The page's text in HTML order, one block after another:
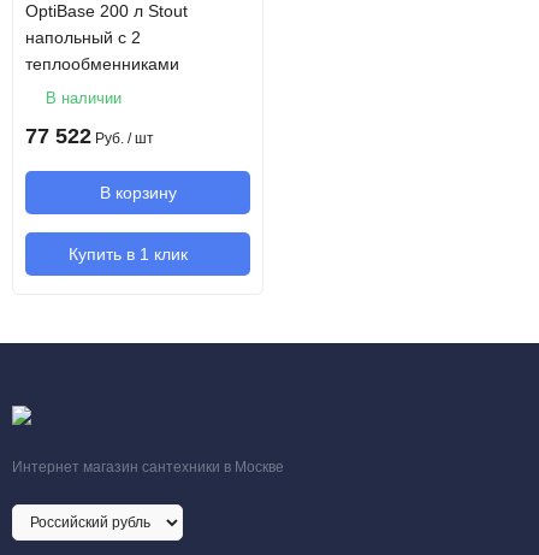
OptiBase 200 л Stout
напольный с 2
теплообменниками
В наличии
77 522 Руб. / шт
В корзину
Купить в 1 клик
Интернет магазин сантехники в Москве